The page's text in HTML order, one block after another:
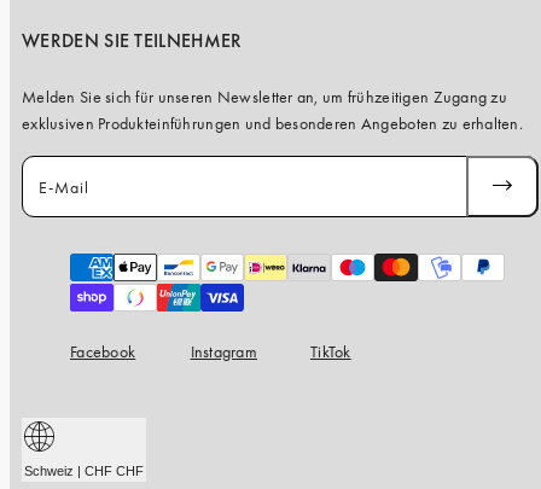
WERDEN SIE TEILNEHMER
Melden Sie sich für unseren Newsletter an, um frühzeitigen Zugang zu
exklusiven Produkteinführungen und besonderen Angeboten zu erhalten.
E-Mail
Zahlungsarten
Facebook Instagram TikTok
Schweiz | CHF CHF